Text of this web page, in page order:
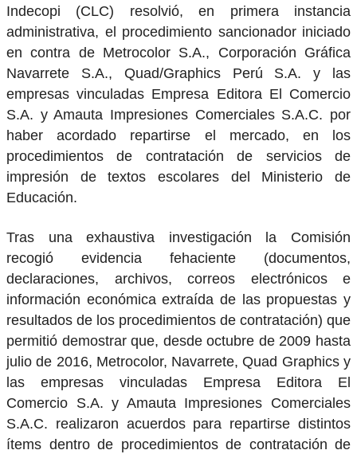
Indecopi (CLC) resolvió, en primera instancia
administrativa, el procedimiento sancionador iniciado
en contra de Metrocolor S.A., Corporación Gráfica
Navarrete S.A., Quad/Graphics Perú S.A. y las
empresas vinculadas Empresa Editora El Comercio
S.A. y Amauta Impresiones Comerciales S.A.C. por
haber acordado repartirse el mercado, en los
procedimientos de contratación de servicios de
impresión de textos escolares del Ministerio de
Educación.
Tras una exhaustiva investigación la Comisión
recogió evidencia fehaciente (documentos,
declaraciones, archivos, correos electrónicos e
información económica extraída de las propuestas y
resultados de los procedimientos de contratación) que
permitió demostrar que, desde octubre de 2009 hasta
julio de 2016, Metrocolor, Navarrete, Quad Graphics y
las empresas vinculadas Empresa Editora El
Comercio S.A. y Amauta Impresiones Comerciales
S.A.C. realizaron acuerdos para repartirse distintos
ítems dentro de procedimientos de contratación de